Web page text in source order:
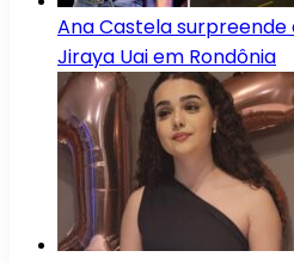
Ana Castela
Jiraya Uai em Rondônia